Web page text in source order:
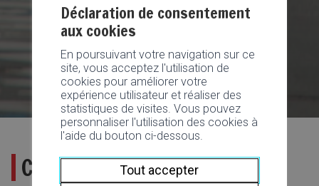
Cirque Arena : Stage d’été
Déclaration de consentement
aux cookies
En poursuivant votre navigation sur ce
site, vous acceptez l'utilisation de
cookies pour améliorer votre
expérience utilisateur et réaliser des
statistiques de visites. Vous pouvez
personnaliser l'utilisation des cookies à
l'aide du bouton ci-dessous.
Tout accepter